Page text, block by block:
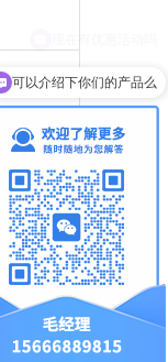
电议
可以介绍下你们的产品么